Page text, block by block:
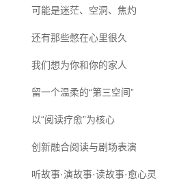
可能是迷茫、空洞、焦灼
还有那些憋在心里很久
我们想为你和你的家人
留一个温柔的“第三空间”
以“阅读疗愈”为核心
创新融合阅读与剧场表演
听故事·演故事·读故事·愈心灵